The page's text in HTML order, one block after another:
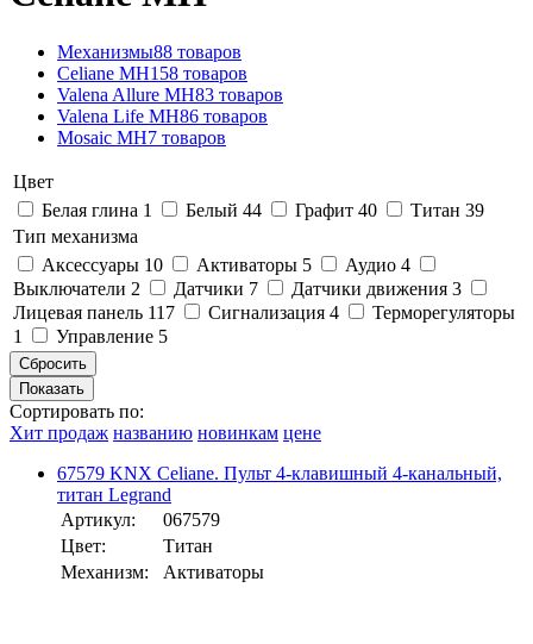
Механизмы88 товаров
Celiane MH158 товаров
Valena Allure MH83 товаров
Valena Life MH86 товаров
Mosaic MH7 товаров
Цвет
Белая глина 1 Белый 44 Графит 40 Титан 39
Тип механизма
Аксессуары 10 Активаторы 5 Аудио 4
Выключатели 2 Датчики 7 Датчики движения 3
Лицевая панель 117 Сигнализация 4
Терморегуляторы
1
Управление 5
Сортировать по:
Хит продаж названию новинкам цене
67579 KNX Celiane. Пульт 4-клавишный 4-канальный,
титан Legrand
Артикул:
067579
Цвет:
Титан
Механизм:
Активаторы